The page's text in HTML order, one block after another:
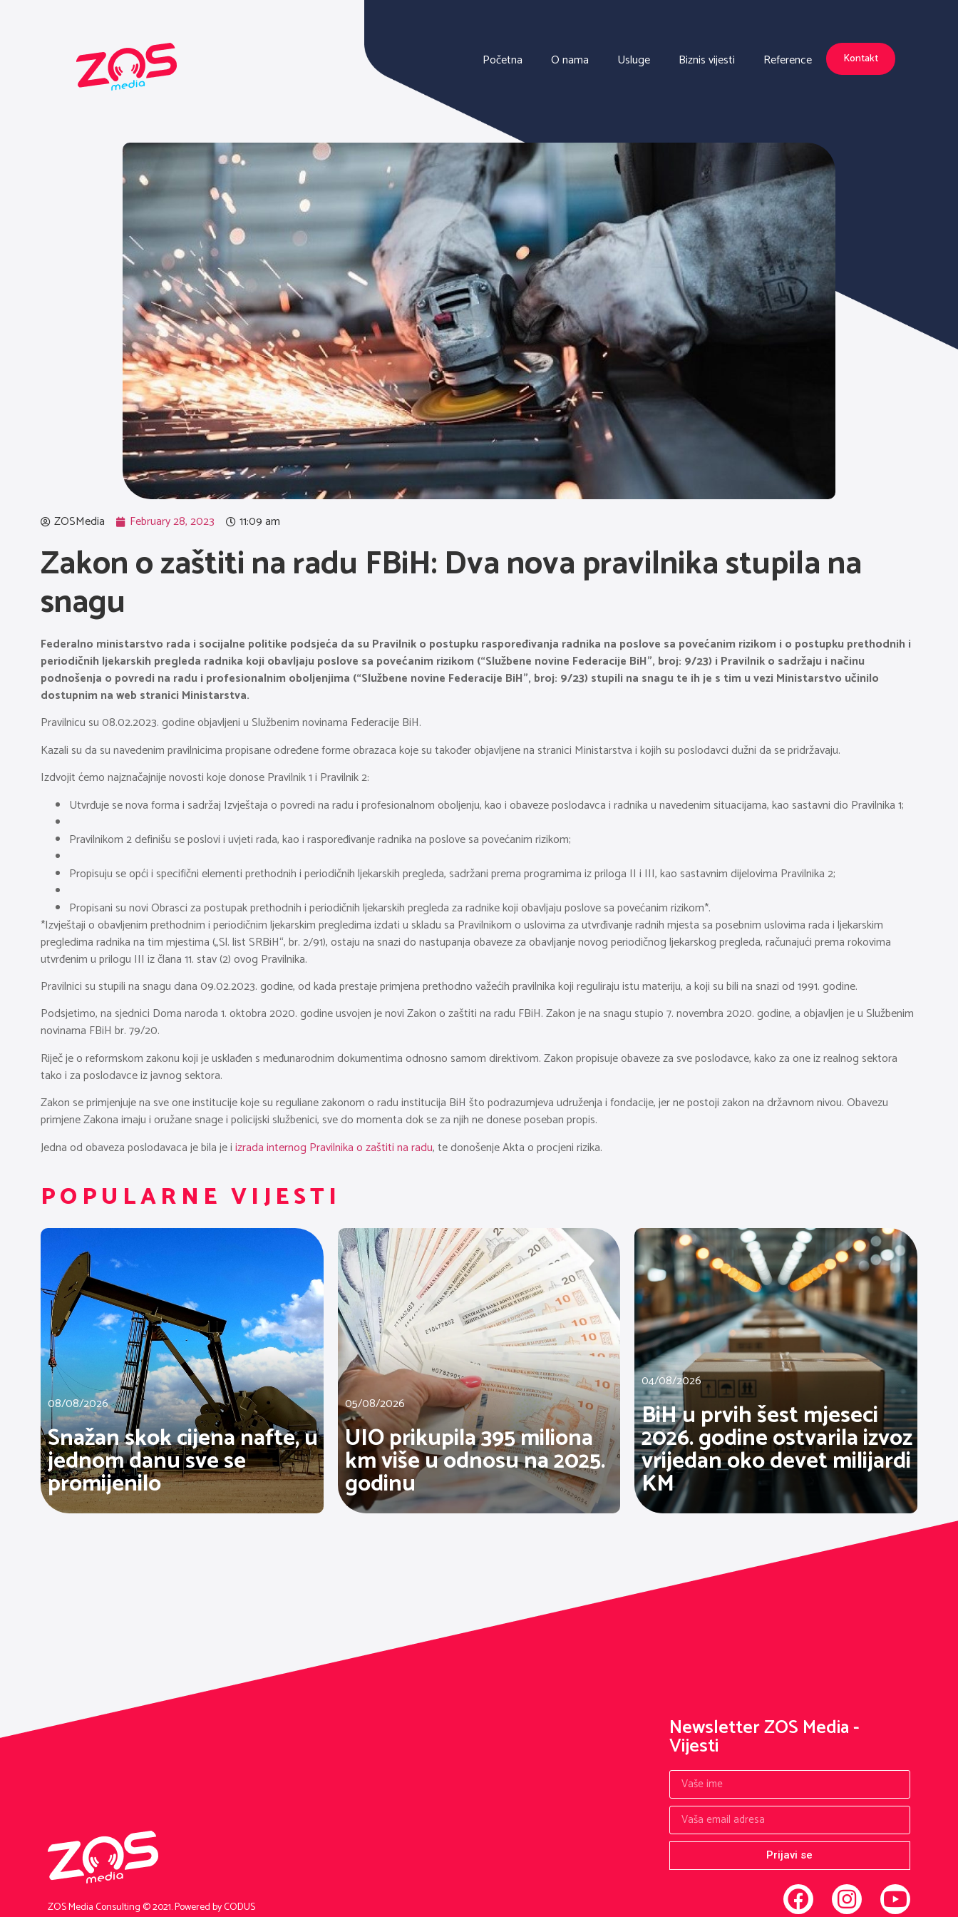
Početna O nama Usluge Biznis vijesti Reference Kontakt
ZOSMedia February 28, 2023 11:09 am
Zakon o zaštiti na radu FBiH: Dva nova pravilnika stupila na
snagu
Federalno ministarstvo rada i socijalne politike podsjeća da su Pravilnik o postupku raspoređivanja radnika na poslove sa povećanim rizikom i o postupku prethodnih i
periodičnih ljekarskih pregleda radnika koji obavljaju poslove sa povećanim rizikom (“Službene novine Federacije BiH”, broj: 9/23) i Pravilnik o sadržaju i načinu
podnošenja o povredi na radu i profesionalnim oboljenjima (“Službene novine Federacije BiH”, broj: 9/23) stupili na snagu te ih je s tim u vezi Ministarstvo učinilo
dostupnim na web stranici Ministarstva.
Pravilnicu su 08.02.2023. godine objavljeni u Službenim novinama Federacije BiH.
Kazali su da su navedenim pravilnicima propisane određene forme obrazaca koje su također objavljene na stranici Ministarstva i kojih su poslodavci dužni da se pridržavaju.
Izdvojit ćemo najznačajnije novosti koje donose Pravilnik 1 i Pravilnik 2:
Utvrđuje se nova forma i sadržaj Izvještaja o povredi na radu i profesionalnom oboljenju, kao i obaveze poslodavca i radnika u navedenim situacijama, kao sastavni dio Pravilnika 1;
Pravilnikom 2 definišu se poslovi i uvjeti rada, kao i raspoređivanje radnika na poslove sa povećanim rizikom;
Propisuju se opći i specifični elementi prethodnih i periodičnih ljekarskih pregleda, sadržani prema programima iz priloga II i III, kao sastavnim dijelovima Pravilnika 2;
Propisani su novi Obrasci za postupak prethodnih i periodičnih ljekarskih pregleda za radnike koji obavljaju poslove sa povećanim rizikom*.
*Izvještaji o obavljenim prethodnim i periodičnim ljekarskim pregledima izdati u skladu sa Pravilnikom o uslovima za utvrđivanje radnih mjesta sa posebnim uslovima rada i ljekarskim
pregledima radnika na tim mjestima („Sl. list SRBiH“, br. 2/91), ostaju na snazi do nastupanja obaveze za obavljanje novog periodičnog ljekarskog pregleda, računajući prema rokovima
utvrđenim u prilogu III iz člana 11. stav (2) ovog Pravilnika.
Pravilnici su stupili na snagu dana 09.02.2023. godine, od kada prestaje primjena prethodno važećih pravilnika koji reguliraju istu materiju, a koji su bili na snazi od 1991. godine.
Podsjetimo, na sjednici Doma naroda 1. oktobra 2020. godine usvojen je novi Zakon o zaštiti na radu FBiH. Zakon je na snagu stupio 7. novembra 2020. godine, a objavljen je u Službenim
novinama FBiH br. 79/20.
Riječ je o reformskom zakonu koji je usklađen s međunarodnim dokumentima odnosno samom direktivom. Zakon propisuje obaveze za sve poslodavce, kako za one iz realnog sektora
tako i za poslodavce iz javnog sektora.
Zakon se primjenjuje na sve one institucije koje su reguliane zakonom o radu institucija BiH što podrazumjeva udruženja i fondacije, jer ne postoji zakon na državnom nivou. Obavezu
primjene Zakona imaju i oružane snage i policijski službenici, sve do momenta dok se za njih ne donese poseban propis.
Jedna od obaveza poslodavaca je bila je iizrada internog Pravilnika o zaštiti na radu, te donošenje Akta o procjeni rizika.
POPULARNE VIJESTI
08/08/2026
Snažan skok cijena nafte, u
jednom danu sve se
promijenilo
05/08/2026
UIO prikupila 395 miliona
km više u odnosu na 2025.
godinu
04/08/2026
BiH u prvih šest mjeseci
2026. godine ostvarila izvoz
vrijedan oko devet milijardi
KM
ZOS Media Consulting © 2021.Powered by CODUS
Newsletter ZOS Media -
Vijesti
Prijavi se